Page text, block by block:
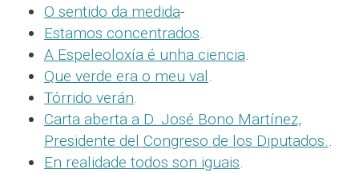
O sentido da medida-
Estamos concentrados.
A Espeleoloxía é unha ciencia.
Que verde era o meu val.
Tórrido verán.
Carta aberta a D. José Bono Martínez,
Presidente del Congreso de los Diputados..
En realidade todos son iguais.